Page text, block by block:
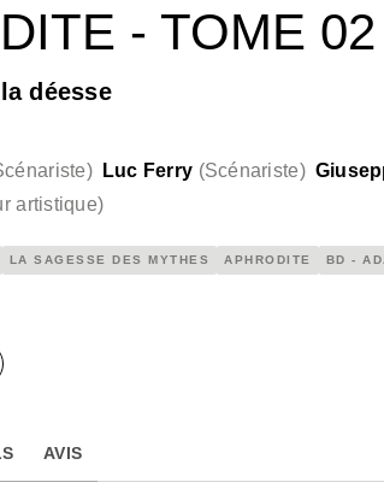
- TOME 02
déesse
) Luc Ferry (Scénariste)
artistique)
LA SAGESSE DES MYTHES APHRODITE BD -
AVIS